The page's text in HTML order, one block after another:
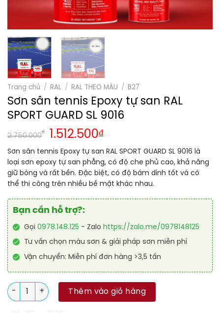
Trang chủ / RAL / RAL THEO MÀU / B27
Sơn sân tennis Epoxy tự san RAL
SPORT GUARD SL 9016
2.750.000
₫ 1.512.500₫
Sơn sân tennis Epoxy tự san RAL SPORT GUARD SL 9016 là
loại sơn epoxy tự san phẳng, có độ che phủ cao, khả năng
giữ bóng và rất bền. Đặc biệt, có độ bám dính tốt và có
thể thi công trên nhiều bề mặt khác nhau.
Bạn cần hỗ trợ?:
Gọi 0978.148.125 - Zalo https://zalo.me/0978148125
Tư vấn chọn màu sơn & giải pháp sơn miễn phí
Vận chuyển: Miễn phí đơn hàng >3,5 tấn
Sơn sân tennis Epoxy tự san RAL SPORT GUARD SL 9016 số
Thêm vào giỏ hàng